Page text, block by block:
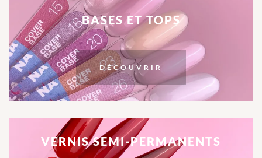
BASES ET TOPS
DÉCOUVRIR
VERNIS SEMI-PERMANENTS